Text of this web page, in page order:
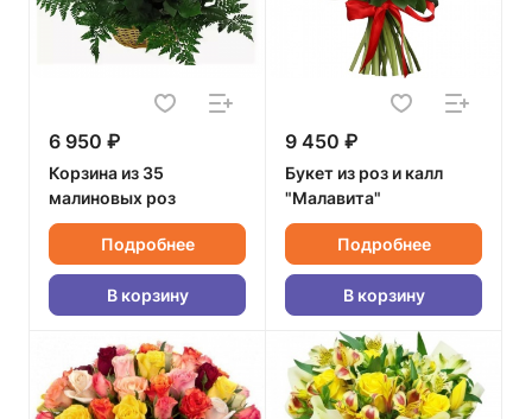
6 950 ₽
Корзина из 35
малиновых роз
Подробнее
В корзину
9 450 ₽
Букет из роз и калл
"Малавита"
Подробнее
В корзину